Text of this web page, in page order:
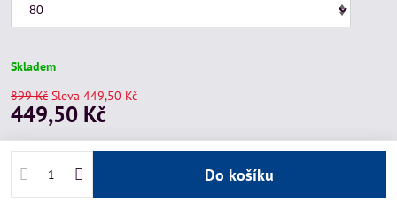
Skladem
899 Kč Sleva 449,50 Kč
449,50 Kč
Do košíku